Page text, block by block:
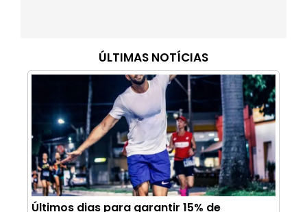
ÚLTIMAS NOTÍCIAS
Últimos dias para garantir 15% de